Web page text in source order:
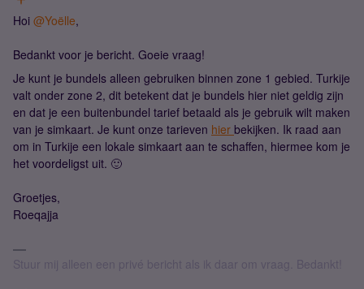
Hoi @Yoëlle,
Bedankt voor je bericht. Goeie vraag!
Je kunt je bundels alleen gebruiken binnen zone 1 gebied. Turkije
valt onder zone 2, dit betekent dat je bundels hier niet geldig zijn
en dat je een buitenbundel tarief betaald als je gebruik wilt maken
van je simkaart. Je kunt onze tarieven hier bekijken. Ik raad aan
om in Turkije een lokale simkaart aan te schaffen, hiermee kom je
het voordeligst uit. 🙂
Groetjes,
Roeqajja
Stuur mij alleen een privé bericht als ik daar om vraag. Bedankt!